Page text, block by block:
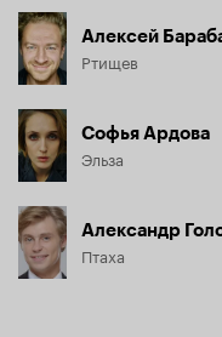
Алексей
Ртищев
Софья Ардова
Эльза
Александр
Птаха